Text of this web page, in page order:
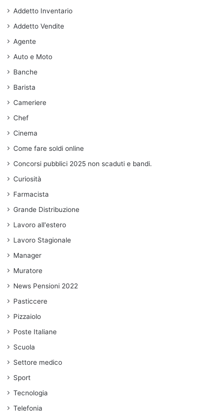
Addetto Inventario
Addetto Vendite
Agente
Auto e Moto
Banche
Barista
Cameriere
Chef
Cinema
Come fare soldi online
Concorsi pubblici 2025 non scaduti e bandi.
Curiosità
Farmacista
Grande Distribuzione
Lavoro all'estero
Lavoro Stagionale
Manager
Muratore
News Pensioni 2022
Pasticcere
Pizzaiolo
Poste Italiane
Scuola
Settore medico
Sport
Tecnologia
Telefonia